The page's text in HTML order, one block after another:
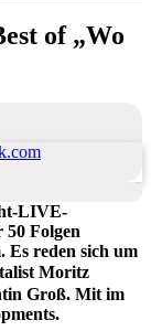
of „Wo
LIVE-
50 Folgen
reden sich um
Moritz
Groß. Mit im